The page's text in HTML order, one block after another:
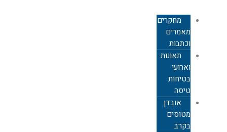
מחקרים,
מאמרים
וכתבות
תאונות
וארועי
בטיחות
טיסה
אובדן
מטוסים
בקרב